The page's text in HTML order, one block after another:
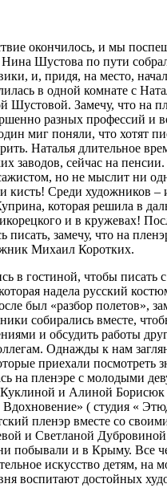
окончилось, и мы
Нина Шустова по пути
и, придя, на место,
в одной комнате с
Шустовой. Замечу, что на
разных профессий и
миг поняли, что хотят
Наталья длительное
заводов, сейчас на
но не мыслит ни
кисть! Среди художников –
которая решила в
и в кружевах!
писать, замечу, что на
Михаил Коротких.
в гостиной, чтобы писать
надела русский
был «разбор полетов»,
собирались вместе,
и обсудить работы
Однажды к нам
приехали посмотреть
на пленэре с молодыми
и Алиной Борисюк
Вдохновение» ( студия «
пленэр вместе со
и Светланой
побывали и в Крыму. Все
искусство детям, на
воспитают достойных